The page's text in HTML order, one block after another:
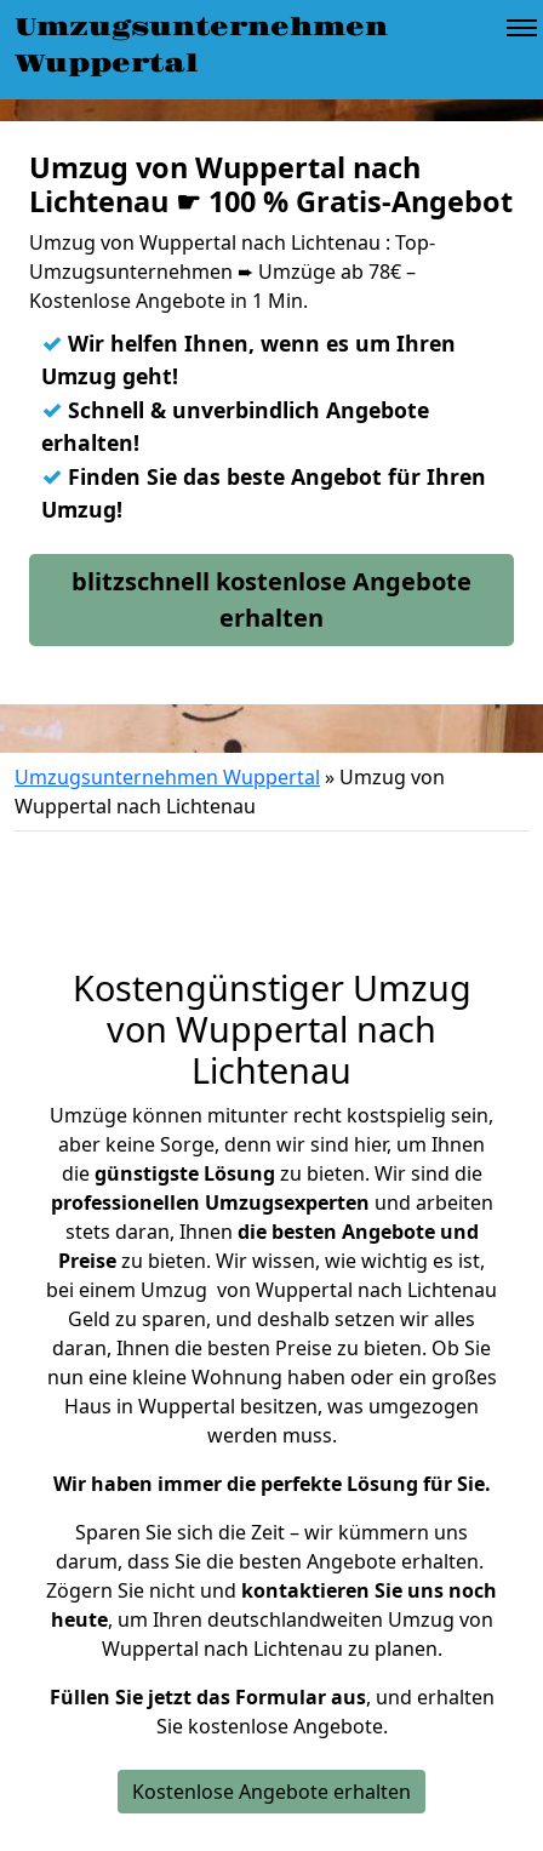
Umzugsunternehmen
Wuppertal
Umzug von Wuppertal nach
Lichtenau ☛ 100 % Gratis-Angebot
Umzug von Wuppertal nach Lichtenau : Top-
Umzugsunternehmen ➨ Umzüge ab 78€ –
Kostenlose Angebote in 1 Min.
✓ Wir helfen Ihnen, wenn es um Ihren
Umzug geht!
✓ Schnell & unverbindlich Angebote
erhalten!
✓ Finden Sie das beste Angebot für Ihren
Umzug!
blitzschnell kostenlose Angebote
erhalten
Umzugsunternehmen Wuppertal » Umzug von
Wuppertal nach Lichtenau
Kostengünstiger Umzug
von Wuppertal nach
Lichtenau
Umzüge können mitunter recht kostspielig sein,
aber keine Sorge, denn wir sind hier, um Ihnen
diegünstigste Lösung zu bieten. Wir sind die
professionellen Umzugsexperten und arbeiten
stets daran, Ihnen die besten Angebote und
Preisezu bieten. Wir wissen, wie wichtig es ist,
bei einem Umzug von Wuppertal nach Lichtenau
Geld zu sparen, und deshalb setzen wir alles
daran, Ihnen die besten Preise zu bieten. Ob Sie
nun eine kleine Wohnung haben oder ein großes
Haus in Wuppertal besitzen, was umgezogen
werden muss.
Wir haben immer die perfekte Lösung für Sie.
Sparen Sie sich die Zeit – wir kümmern uns
darum, dass Sie die besten Angebote erhalten.
Zögern Sie nicht und kontaktieren Sie uns noch
heute, um Ihren deutschlandweiten Umzug von
Wuppertal nach Lichtenau zu planen.
Füllen Sie jetzt das Formular aus, und erhalten
Sie kostenlose Angebote.
Kostenlose Angebote erhalten